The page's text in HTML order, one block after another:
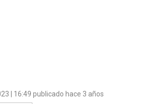
| 16:49 publicado hace 3 años